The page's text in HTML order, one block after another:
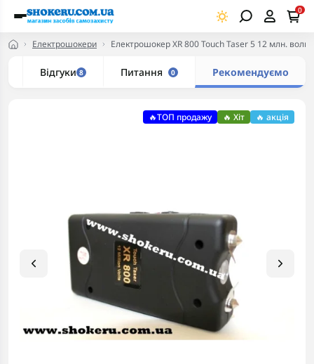
0
Електрошокери Електрошокер XR 800 Touch Taser 5 12 млн.
Відгуки 8 Питання 0 Рекомендуємо
🔥ТОП продажу 🔥 Хіт 🔥 акція